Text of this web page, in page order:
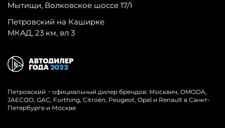
Мытищи, Волковское шоссе 17/1
Петровский на Каширке
МКАД, 23 км, вл 3
Петровский − официальный дилер брендов: Москвич, OMODA,
JAECOO, GAC, Forthing, Citroёn, Peugeot, Opel и Renault в Санкт-
Петербурге и Москве